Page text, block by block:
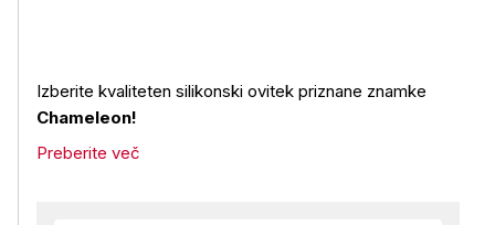
Izberite kvaliteten silikonski ovitek priznane znamke
Chameleon!
Preberite več